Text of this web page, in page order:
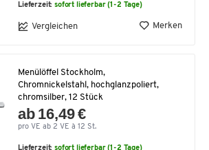
Lieferzeit:sofort lieferbar (1-2 Tage)
Vergleichen Merken
Menülöffel Stockholm,
Chromnickelstahl, hochglanzpoliert,
chromsilber, 12 Stück
ab 16,49 €
pro VE ab 2 VE à 12 St.
Lieferzeit:sofort lieferbar (1-2 Tage)